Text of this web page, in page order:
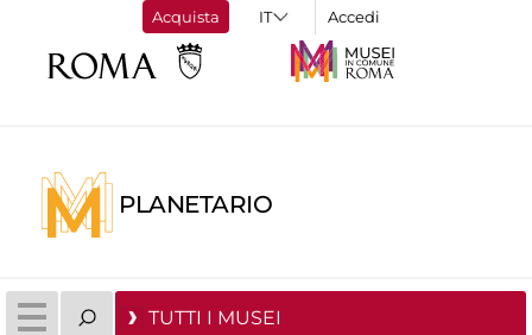
Acquista Accedi
PLANETARIO
TUTTI I MUSEI